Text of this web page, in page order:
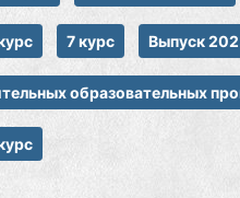
7 курс Выпуск
образовательных